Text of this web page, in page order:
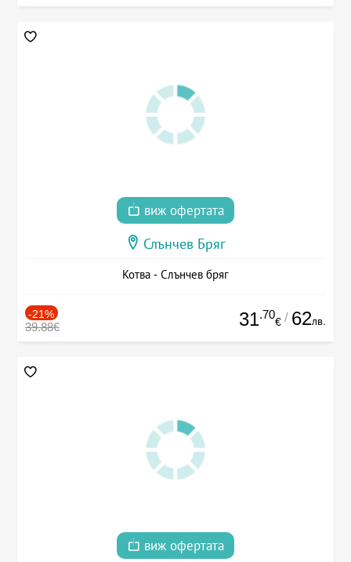
виж офертата
Слънчев Бряг
Котва - Слънчев бряг
-21%
39.88€ 31.70
€ / 62лв.
виж офертата